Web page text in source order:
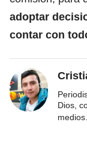
adoptar
contar con
Dios,
medios